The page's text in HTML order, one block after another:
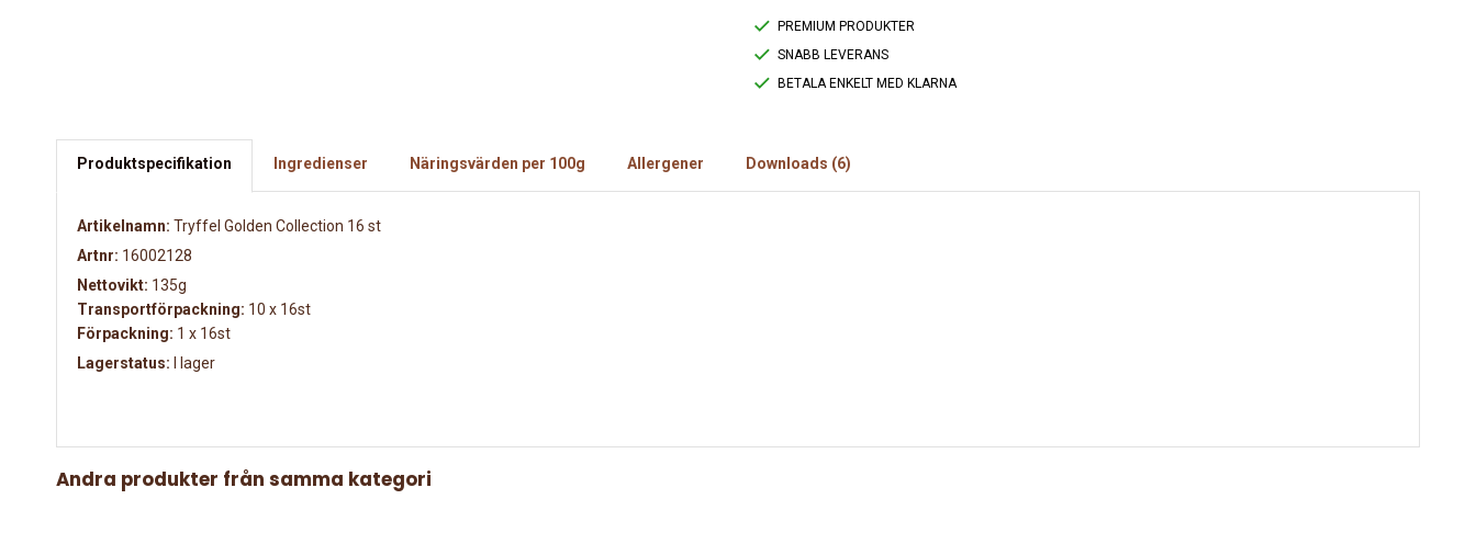
PREMIUM PRODUKTER
SNABB LEVERANS
BETALA ENKELT MED KLARNA
Produktspecifikation Ingredienser Näringsvärden per 100g Allergener Downloads (6)
Artikelnamn: Tryffel Golden Collection 16 st
Artnr: 16002128
Nettovikt: 135g
Transportförpackning: 10 x 16st
Förpackning: 1 x 16st
Lagerstatus: I lager
Andra produkter från samma kategori